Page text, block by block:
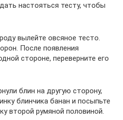
настояться тесту, чтобы
вылейте овсяное тесто.
После появления
стороне, переверните его
блин на другую сторону,
блинчика банан и посыпьте
второй румяной половиной.